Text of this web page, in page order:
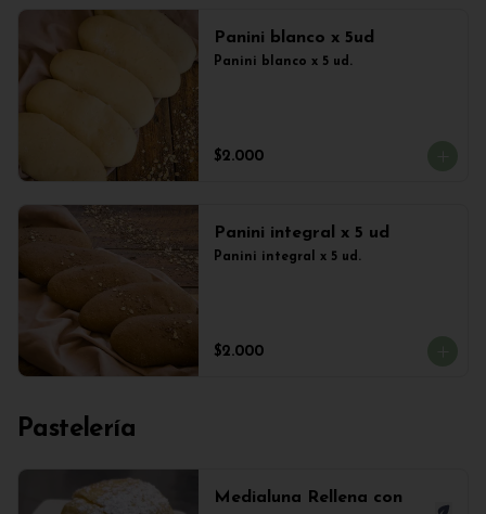
Panini blanco x 5ud
Panini blanco x 5 ud.
$2.000
Panini integral x 5 ud
Panini integral x 5 ud.
$2.000
Pastelería
Medialuna Rellena con